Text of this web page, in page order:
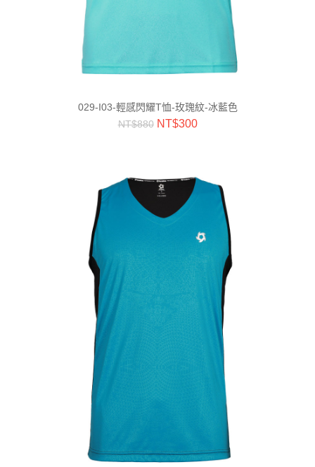
029-I03-輕感閃耀T恤-玫瑰紋-冰藍色
NT$880 NT$300